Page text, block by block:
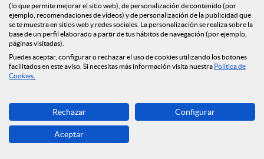
El acto sirvió para dar herramientas financieras a los socios
para poder tomar las mejores decisiones posibles, y se cerró
con una ronda de preguntas de los asistentes.
Este es el segundo encuentro del ciclo de conferencias que
empezó el 12 de febrero en Barcelona y se cerrará con una
sesión el 26 de febrero en el Colegio de Ingenieros
C
(lo que permite mejorar el sitio web), de personalización de contenido (por
ejemplo, recomendaciones de vídeos) y de personalización de la publicidad que
se te muestra en sitios web y redes sociales. La personalización se realiza sobre la
base de un perfil elaborado a partir de tus hábitos de navegación (por ejemplo,
páginas visitadas).
Puedes aceptar, configurar o rechazar el uso de cookies utilizando los botones
facilitados en este aviso. Si necesitas más información visita nuestra Política de
Cookies
Rechazar Configurar
Aceptar